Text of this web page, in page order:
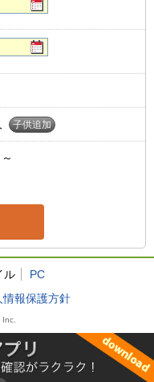
子供追加
～
ル
PC
情報保護方針